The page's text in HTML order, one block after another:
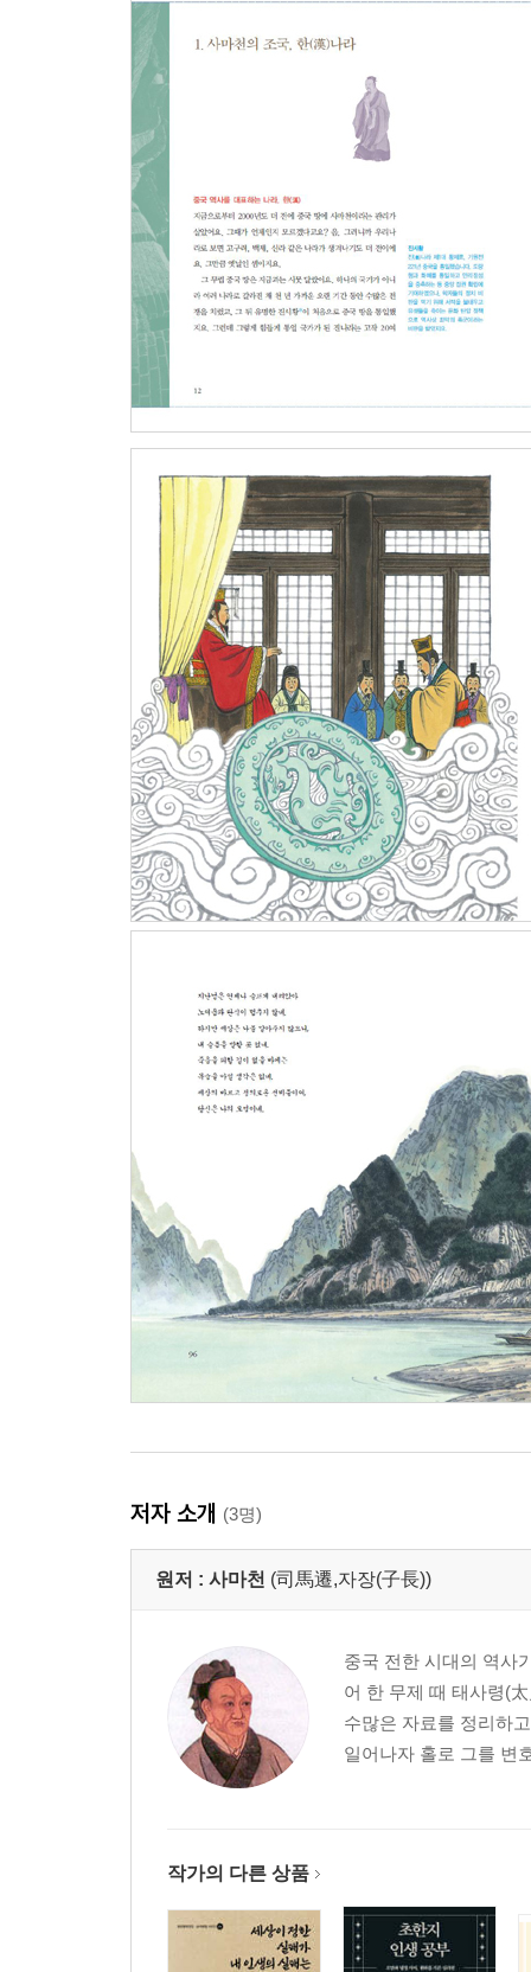
6. 나라의 외교 전략
7. 웃음으로 세상과 맞서다
8. 병법으로 후세에 이름을 날리다
태사공 자서
연표
저자 소개 (3명)
원저 : 사마천 (司馬遷,자장(子長))
중국 전한 시대의 역사
어 한 무제 때 태사령(
수많은 자료를 정리하
일어나자 홀로 그를 변
작가의 다른 상품